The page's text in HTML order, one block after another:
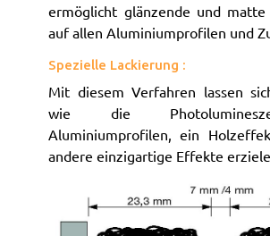
ermöglicht glänzende und matte
auf allen Aluminiumprofilen und
Spezielle Lackierung :
Mit diesem Verfahren lassen
wie die
Aluminiumprofilen, ein
andere einzigartige Effekte